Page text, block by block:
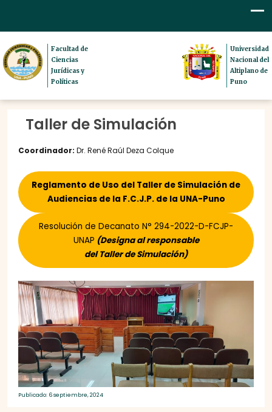
Facultad de
Ciencias
Jurídicas y
Políticas
Universidad
Nacional del
Altiplano de
Puno
Taller de Simulación
Coordinador: Dr. René Raúl Deza Colque
Reglamento de Uso del Taller de Simulación de
Audiencias de la F.C.J.P. de la UNA-Puno
Resolución de Decanato N° 294-2022-D-FCJP-
UNAP (Designa al responsable
del Taller de Simulación)
Publicado: 6 septiembre, 2024